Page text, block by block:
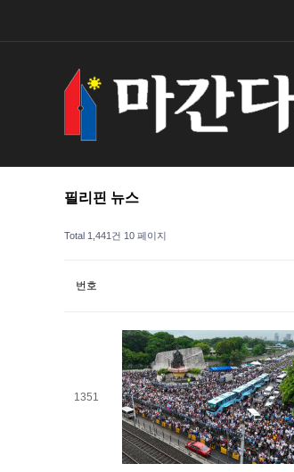
필리핀 뉴스
Total 1,441건 10 페이지
번호
1351